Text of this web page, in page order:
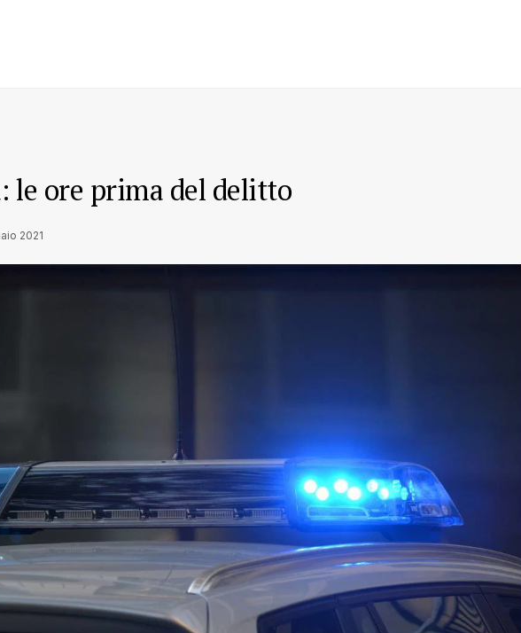
le ore prima del delitto
2021